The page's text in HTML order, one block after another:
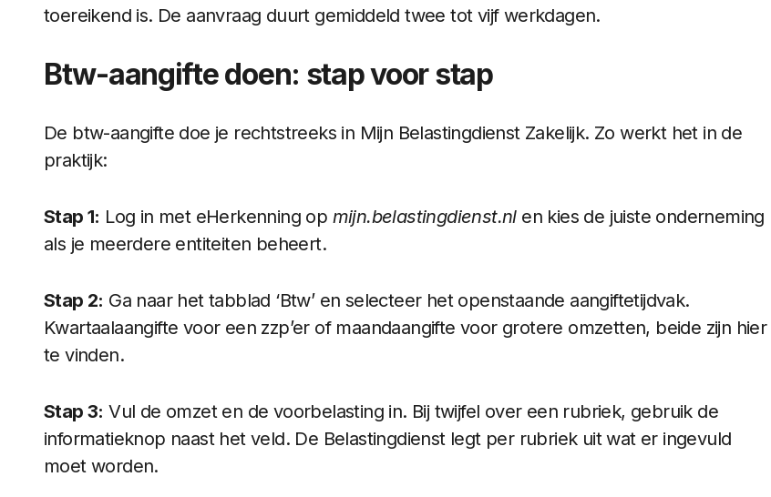
toereikend is. De aanvraag duurt gemiddeld twee tot vijf werkdagen.
Btw-aangifte doen: stap voor stap
De btw-aangifte doe je rechtstreeks in Mijn Belastingdienst Zakelijk. Zo werkt het in de
praktijk:
Stap 1: Log in met eHerkenning op mijn.belastingdienst.nlen kies de juiste onderneming
als je meerdere entiteiten beheert.
Stap 2: Ga naar het tabblad ‘Btw’ en selecteer het openstaande aangiftetijdvak.
Kwartaalaangifte voor een zzp’er of maandaangifte voor grotere omzetten, beide zijn hier
te vinden.
Stap 3: Vul de omzet en de voorbelasting in. Bij twijfel over een rubriek, gebruik de
informatieknop naast het veld. De Belastingdienst legt per rubriek uit wat er ingevuld
moet worden.